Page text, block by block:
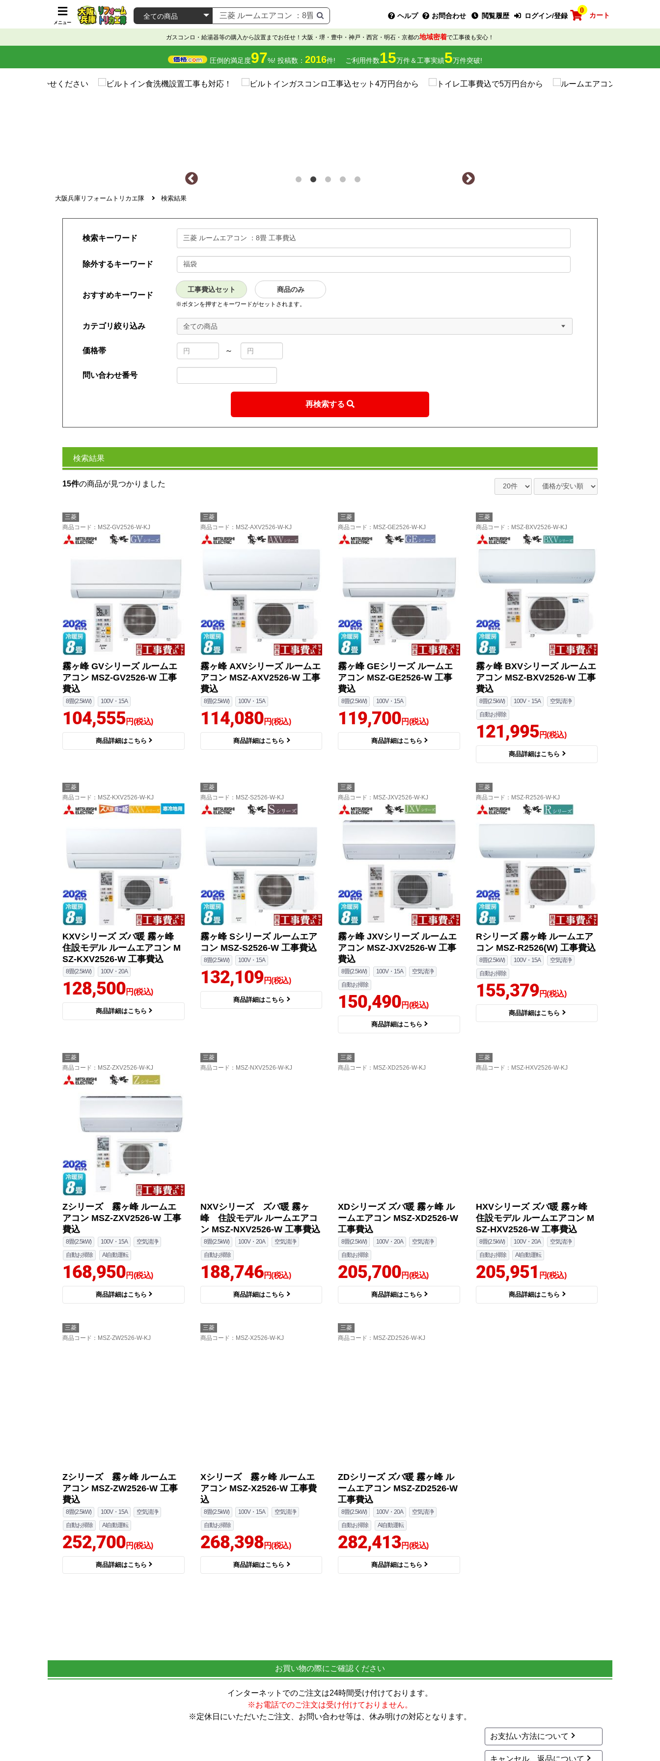
メニュー
ヘルプ お問合わせ 閲覧履歴 ログイン/登録
0
カート
ガスコンロ・給湯器等の購入から設置までお任せ！大阪・堺・豊中・神戸・西宮・明石・京都の地域密着で工事後も安心！
圧倒的満足度97%! 投稿数： 2016件! ご利用件数15万件＆工事実績5万件突破!
大阪兵庫リフォームトリカエ隊 検索結果
検索キーワード
除外するキーワード
おすすめキーワード
工事費込セット 商品のみ
※ボタンを押すとキーワードがセットされます。
カテゴリ絞り込み 全ての商品
価格帯 ～
問い合わせ番号
再検索する
検索結果
15件の商品が見つかりました
三菱
商品コード ：MSZ-GV2526-W-KJ
霧ヶ峰 GVシリーズ ルームエ
アコン MSZ-GV2526-W 工事
費込
8畳(2.5kW) 100V・15A
104,555円(税込)
商品詳細はこちら
三菱
商品コード ：MSZ-AXV2526-W-KJ
霧ヶ峰 AXVシリーズ ルームエ
アコン MSZ-AXV2526-W 工事
費込
8畳(2.5kW) 100V・15A
114,080円(税込)
商品詳細はこちら
三菱
商品コード ：MSZ-GE2526-W-KJ
霧ヶ峰 GEシリーズ ルームエ
アコン MSZ-GE2526-W 工事
費込
8畳(2.5kW) 100V・15A
119,700円(税込)
商品詳細はこちら
三菱
商品コード ：MSZ-BXV2526-W-KJ
霧ヶ峰 BXVシリーズ ルームエ
アコン MSZ-BXV2526-W 工事
費込
8畳(2.5kW) 100V・15A
空気清浄
自動お掃除
121,995円(税込)
商品詳細はこちら
三菱
商品コード ：MSZ-KXV2526-W-KJ
KXVシリーズ ズバ暖 霧ヶ峰
住設モデル ルームエアコン M
SZ-KXV2526-W 工事費込
8畳(2.5kW) 100V・20A
128,500円(税込)
商品詳細はこちら
三菱
商品コード ：MSZ-S2526-W-KJ
霧ヶ峰 Sシリーズ ルームエア
コン MSZ-S2526-W 工事費込
8畳(2.5kW) 100V・15A
132,109円(税込)
商品詳細はこちら
三菱
商品コード ：MSZ-JXV2526-W-KJ
霧ヶ峰 JXVシリーズ ルームエ
アコン MSZ-JXV2526-W 工事
費込
8畳(2.5kW) 100V・15A
空気清浄
自動お掃除
150,490円(税込)
商品詳細はこちら
三菱
商品コード ：MSZ-R2526-W-KJ
Rシリーズ 霧ヶ峰 ルームエア
コン MSZ-R2526(W) 工事費込
8畳(2.5kW) 100V・15A
空気清浄
自動お掃除
155,379円(税込)
商品詳細はこちら
三菱
商品コード ：MSZ-ZXV2526-W-KJ
Zシリーズ 霧ヶ峰 ルームエ
アコン MSZ-ZXV2526-W 工事
費込
8畳(2.5kW) 100V・15A
空気清浄
自動お掃除
AI自動運転
168,950円(税込)
商品詳細はこちら
三菱
商品コード ：MSZ-NXV2526-W-KJ
NXVシリーズ ズバ暖 霧ヶ
峰 住設モデル ルームエアコ
ン MSZ-NXV2526-W 工事費込
8畳(2.5kW) 100V・20A
空気清浄
自動お掃除
188,746円(税込)
商品詳細はこちら
三菱
商品コード ：MSZ-XD2526-W-KJ
XDシリーズ ズバ暖 霧ヶ峰 ル
ームエアコン MSZ-XD2526-W
工事費込
8畳(2.5kW) 100V・20A
空気清浄
自動お掃除
205,700円(税込)
商品詳細はこちら
三菱
商品コード ：MSZ-HXV2526-W-KJ
HXVシリーズ ズバ暖 霧ヶ峰
住設モデル ルームエアコン M
SZ-HXV2526-W 工事費込
8畳(2.5kW) 100V・20A
空気清浄
自動お掃除
AI自動運転
205,951 円(税込)
商品詳細はこちら
三菱
商品コード ：MSZ-ZW2526-W-KJ
Zシリーズ 霧ヶ峰 ルームエ
アコン MSZ-ZW2526-W 工事
費込
8畳(2.5kW) 100V・15A
空気清浄
自動お掃除
AI自動運転
252,700円(税込)
商品詳細はこちら
三菱
商品コード ：MSZ-X2526-W-KJ
Xシリーズ 霧ヶ峰 ルームエ
アコン MSZ-X2526-W 工事費
込
8畳(2.5kW) 100V・15A
空気清浄
自動お掃除
268,398円(税込)
商品詳細はこちら
三菱
商品コード ：MSZ-ZD2526-W-KJ
ZDシリーズ ズバ暖 霧ヶ峰 ル
ームエアコン MSZ-ZD2526-W
工事費込
8畳(2.5kW) 100V・20A
空気清浄
自動お掃除
AI自動運転
282,413円(税込)
商品詳細はこちら
お買い物の際にご確認ください
インターネットでのご注文は24時間受け付けております。
※お電話でのご注文は受け付けておりません。
※定休日にいただいたご注文、お問い合わせ等は、休み明けの対応となります。
お支払い方法について
キャンセル、返品について